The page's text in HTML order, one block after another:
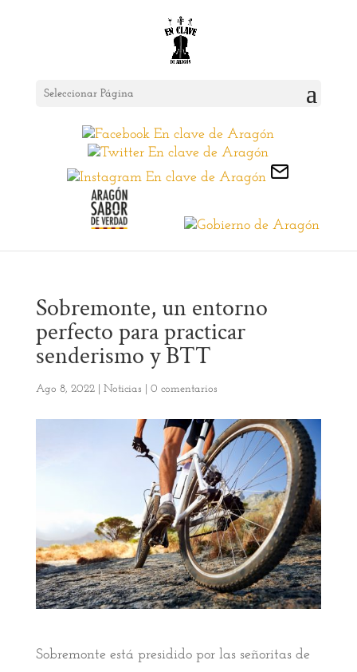
Seleccionar Página
Sobremonte, un entorno
perfecto para practicar
senderismo y BTT
Ago 8, 2022| Noticias 0 comentarios
Sobremonte está presidido por las señoritas de